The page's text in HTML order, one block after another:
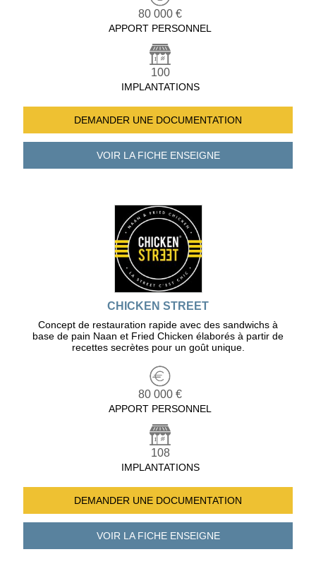
80 000 €
APPORT PERSONNEL
100
IMPLANTATIONS
DEMANDER UNE DOCUMENTATION
VOIR LA FICHEENSEIGNE
CHICKEN STREET
Concept de restauration rapide avec des sandwichs à
base de pain Naan et Fried Chicken élaborés à partir de
recettes secrètes pour un goût unique.
80 000 €
APPORT PERSONNEL
108
IMPLANTATIONS
DEMANDER UNE DOCUMENTATION
VOIR LA FICHEENSEIGNE